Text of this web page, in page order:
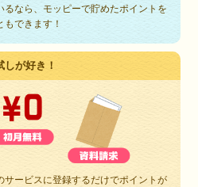
なら、モッピーで貯めたポイントを
できます！
しが好き！
サービスに登録するだけでポイントが